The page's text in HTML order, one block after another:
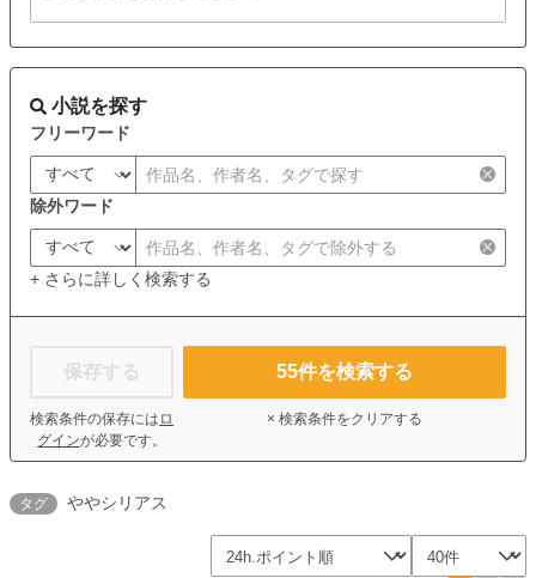
小説を探す
フリーワード
除外ワード
+ さらに詳しく検索する
保存する
検索条件の保存には ロ
グインが必要です。
55件を検索する
× 検索条件をクリアする
タグ ややシリアス